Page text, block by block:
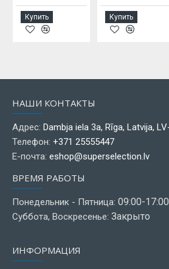
Купить Купить
НАШИ КОНТАКТЫ
Адрес: Dambja iela 3a, Rīga, Latvija,
Телефон: +371 25555447
Е-почта: eshop@superselection.lv
ВРЕМЯ РАБОТЫ
Понедельник - Пятница: 09:00-17:00
Суббота, Воскресенье: Закрыто
ИНФОРМАЦИЯ